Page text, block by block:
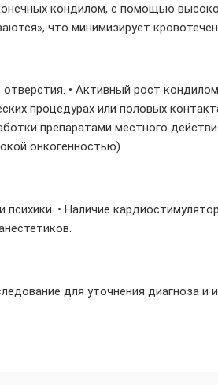
кондилом, с помощью
что минимизирует
• Активный рост
процедурах или половых
препаратами местного
онкогенностью).
• Наличие
для уточнения диагноза и